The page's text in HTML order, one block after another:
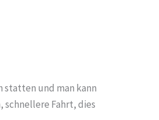
statten und man kann
schnellere Fahrt, dies